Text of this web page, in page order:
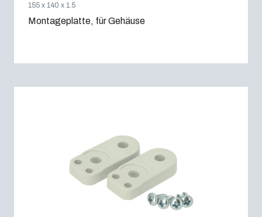
155 x 140 x 1.5
Montageplatte, für Gehäuse